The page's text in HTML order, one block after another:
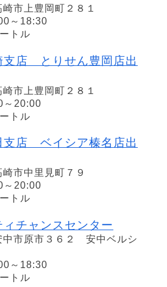
市上豊岡町２８１
～18:30
トル
支店 とりせん豊岡店出
市上豊岡町２８１
～20:00
トル
支店 ベイシア榛名店出
市中里見町７９
～20:00
トル
チャンスセンター
中市原市３６２ 安中ベルシ
～18:30
トル